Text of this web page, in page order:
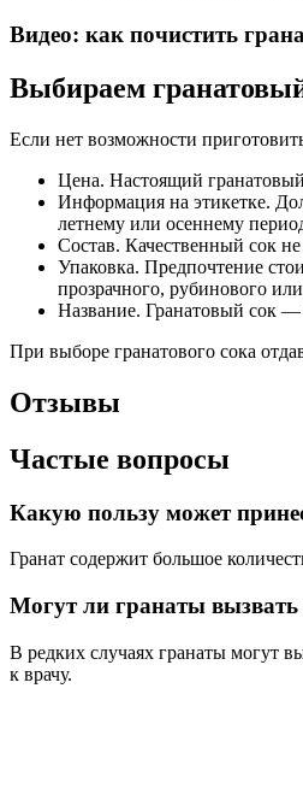
Видео: как почистить
Выбираем
Если нет возможности
Цена. Настоящий
Информация на этикетке.
летнему или осеннему
Состав. Качественный сок
Упаковка. Предпочтение
прозрачного, рубинового
Название. Гранатовый сок —
При выборе гранатового сока
Отзывы
Частые вопросы
Какую пользу может
Гранат содержит большое
Могут ли гранаты вызвать
В редких случаях гранаты могут
к врачу.